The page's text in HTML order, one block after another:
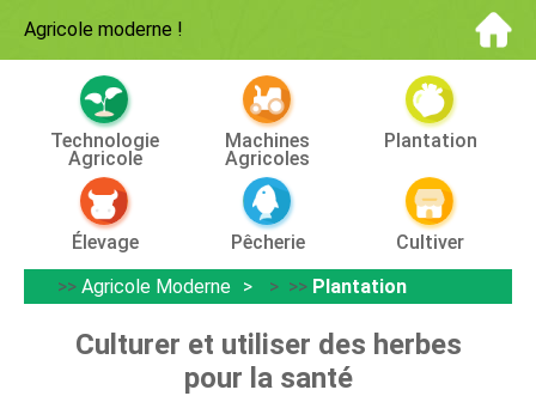
Agricole moderne !
Technologie
Agricole
Machines
Agricoles
Plantation
Élevage Pêcherie
Cultiver
>> Agricole Moderne > >> Plantation
Culturer et utiliser des herbes
pour la santé